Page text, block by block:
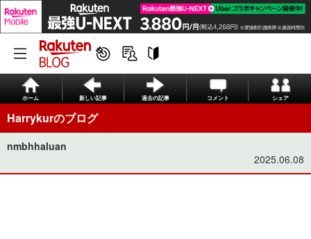
ホーム 新しい記事 過去の記事 コメント シェア
Harrykurのブログ
nmbhhaluan
2025.06.08